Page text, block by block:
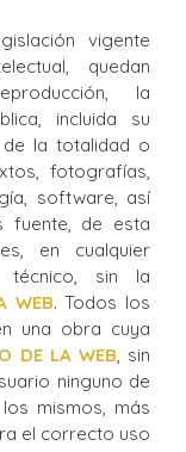
vigente
quedan
la
incluida su
de la totalidad o
fotografías,
software, así
fuente, de esta
en cualquier
sin la
WEB. Todos los
una obra cuya
DE LA WEB , sin
ninguno de
mismos, más
el correcto uso